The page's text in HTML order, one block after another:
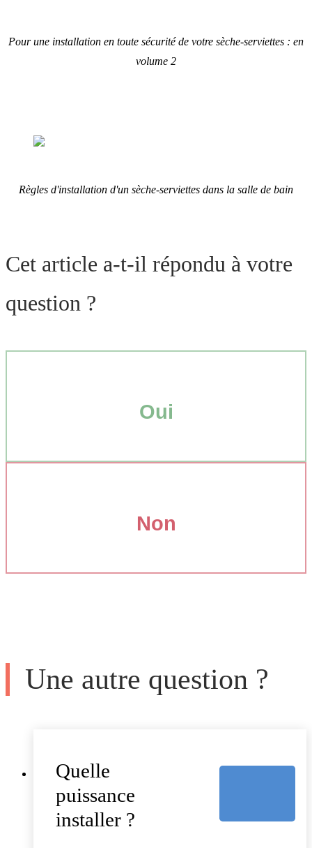
Pour une installation en toute sécurité de votre sèche-serviettes : en
volume 2
Règles d'installation d'un sèche-serviettes dans la salle de bain
Cet article a-t-il répondu à votre
question ?
Oui
Non
Une autre question ?
Quelle
puissance
installer ?